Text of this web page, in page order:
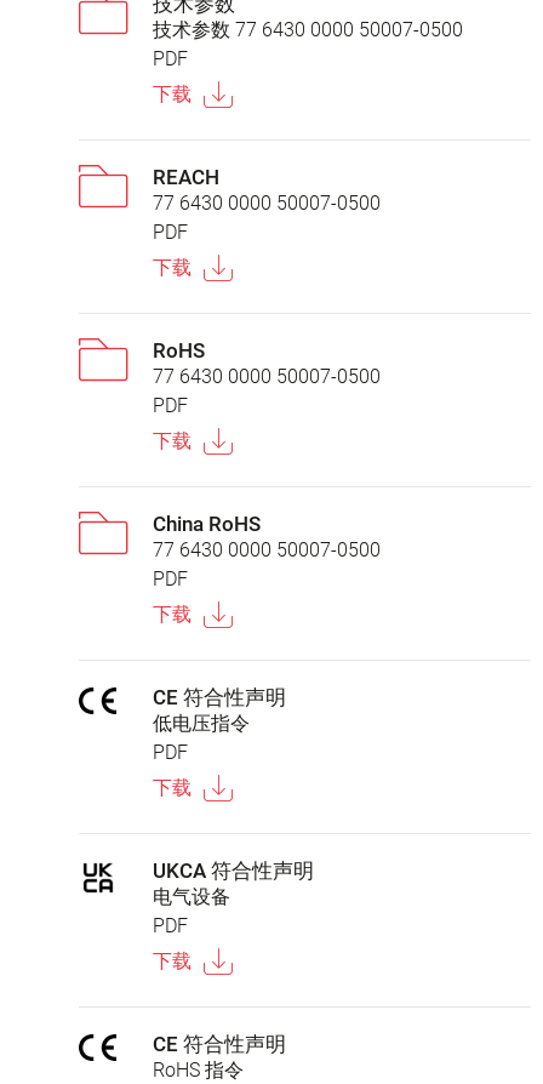
技术参数 77 6430 0000 50007-0500
PDF
下载
REACH
77 6430 0000 50007-0500
PDF
下载
RoHS
77 6430 0000 50007-0500
PDF
下载
China RoHS
77 6430 0000 50007-0500
PDF
下载
CE 符合性声明
低电压指令
PDF
下载
UKCA 符合性声明
电气设备
PDF
下载
CE 符合性声明
RoHS 指令